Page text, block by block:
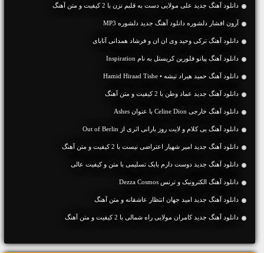
دانلود آهنگ جديد علی مولایی دست به قلبم نزن با 2 کیفیت و متن آهنگ
آرون افشار دلشوره دانلود آهنگ جدید دلشوره MP3
دانلود آهنگ ترکی وحید وی ان ان و فرشاد همدانی آتابای
دانلود آهنگ پیانو فلورین کریستل به نام Inspiration
دانلود آهنگ حمید هیراد تیشه • Hamid Hiraad Tishe
دانلود آهنگ جديد عماد وطن با 2 کیفیت و متن آهنگ
دانلود آهنگ خارجی Celine Dion با عنوان Ashes
دانلود آهنگ بی کلام و لایت روز بارانی اثری از Out of Berlin
دانلود آهنگ جديد امیر شهیار اعتراضی نیست با 2 کیفیت و متن آهنگ
دانلود آهنگ جديد دوست دارم بابک تسلیمی با متن و کیفیت عالی
دانلود آهنگ الکترونیک و ترنس Dezza Cosmos
دانلود آهنگ جديد امید جهان انتظار عاشقانه و متن آهنگ
دانلود آهنگ جديد کامران مولایی راه شمالی با 2 کیفیت و متن آهنگ